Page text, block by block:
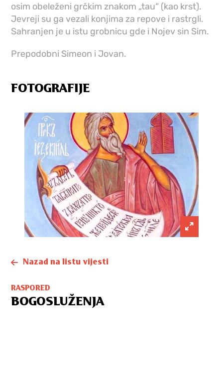
osim obeleženi grčkim znakom „tau“ (kao krst).
Jevreji su ga vezali konjima za repove i rastrgli.
Sahranjen je u istu grobnicu gde i Nojev sin Sim.
Prepodobni Simeon i Jovan.
FOTOGRAFIJE
Nazad na listu vijesti
RASPORED
BOGOSLUŽENJA